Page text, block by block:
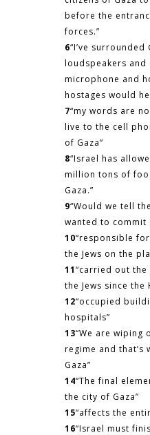
before the
forces.”
6“I’ve surrounded
loudspeakers
microphone and
hostages would
7“my words are
live to the cell
of Gaza”
8“Israel has
million tons of
Gaza.”
9“Would we tell
wanted to commit
10“responsible
the Jews on the
11“carried out the
the Jews since the
12“occupied
hospitals”
13“We are wiping
regime and that’s
Gaza”
14“The final
the city of Gaza”
15“affects the
16“Israel must